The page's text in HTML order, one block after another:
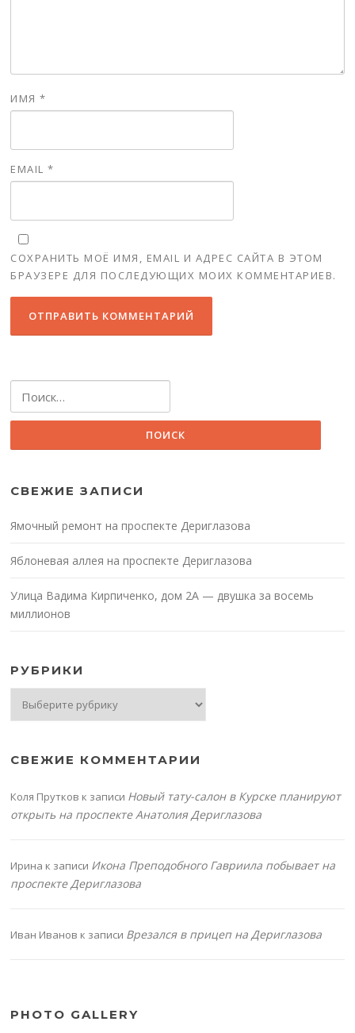
ИМЯ*
EMAIL*
СОХРАНИТЬ МОЁ ИМЯ, EMAIL И АДРЕС САЙТА В ЭТОМ
БРАУЗЕРЕ ДЛЯ ПОСЛЕДУЮЩИХ МОИХ КОММЕНТАРИЕВ.
СВЕЖИЕ ЗАПИСИ
Ямочный ремонт на проспекте Дериглазова
Яблоневая аллея на проспекте Дериглазова
Улица Вадима Кирпиченко, дом 2А — двушка за восемь
миллионов
РУБРИКИ
СВЕЖИЕ КОММЕНТАРИИ
Коля Прутков к записи Новый тату-салон в Курске планируют
открыть на проспекте Анатолия Дериглазова
Ирина к записи Икона Преподобного Гавриила побывает на
проспекте Дериглазова
Иван Иванов к записи Врезался в прицеп на Дериглазова
PHOTO GALLERY